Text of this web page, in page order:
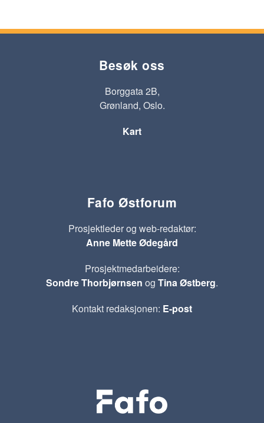
Besøk oss
Borggata 2B,
Grønland, Oslo.
Kart
Fafo Østforum
Prosjektleder og web-redaktør:
Anne Mette Ødegård
Prosjektmedarbeidere:
Sondre Thorbjørnsen og Tina Østberg.
Kontakt redaksjonen: E-post